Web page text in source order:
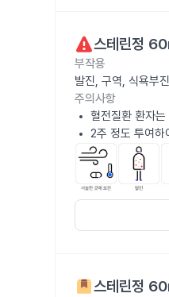
스테린정
부작용
발진, 구역, 식욕부
주의사항
혈전질환 환자
2주 정도 투여하
스테린정